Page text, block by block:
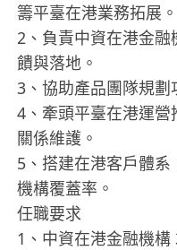
籌平臺在港業務拓展。
2、負責中資在港金
饋與落地。
3、協助產品團隊規劃
4、牽頭平臺在港運營
關係維護。
5、搭建在港客戶體
機構覆蓋率。
任職要求
1、中資在港金融機